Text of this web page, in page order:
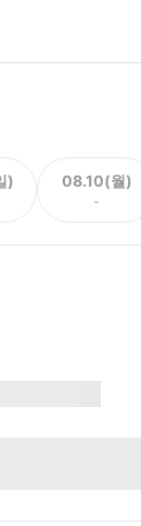
) 08.10(월)
-